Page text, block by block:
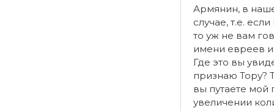
Армянин, в
случае, т.е.
то уж не вам
имени евреев
Где это вы
признаю Тору?
вы путаете мой
увеличении